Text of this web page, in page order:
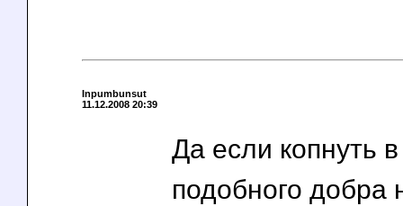
Inpumbunsut
11.12.2008 20:39
Да если копнуть
подобного добра